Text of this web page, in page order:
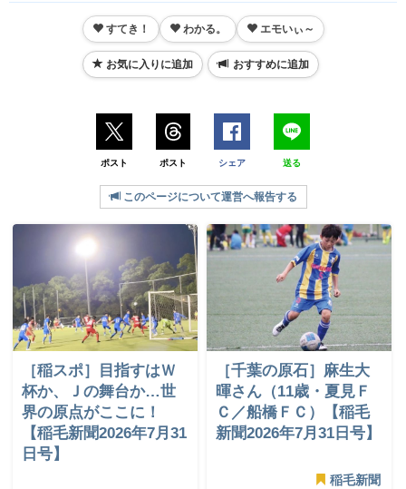
すてき！ わかる。 エモいぃ～
お気に入りに追加 おすすめに追加
ポスト ポスト シェア 送る
このページについて運営へ報告する
［稲スポ］目指すはＷ
杯か、Ｊの舞台か…世
界の原点がここに！
【稲毛新聞2026年7月31
日号】
［千葉の原石］麻生大
暉さん（11歳・夏見Ｆ
Ｃ／船橋ＦＣ）【稲毛
新聞2026年7月31日号】
稲毛新聞